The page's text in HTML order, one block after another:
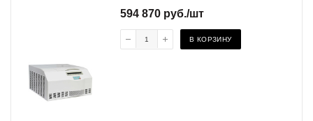
594 870 руб./шт
В КОРЗИНУ